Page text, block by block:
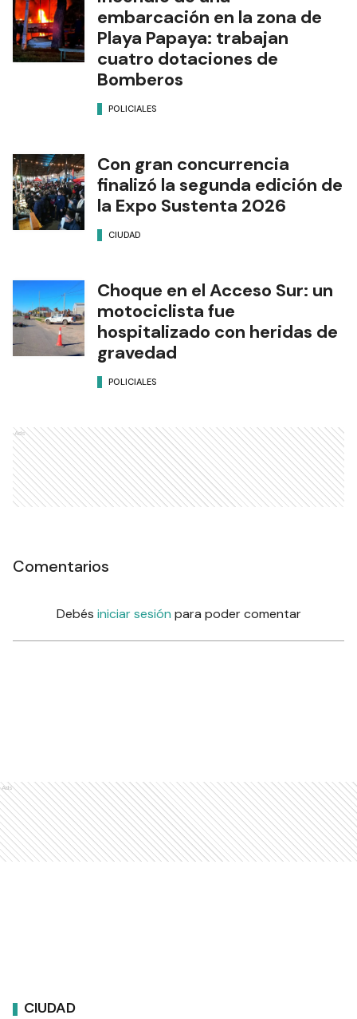
embarcación en la zona de
Playa Papaya: trabajan
cuatro dotaciones de
Bomberos
POLICIALES
Con gran concurrencia
finalizó la segunda edición de
la Expo Sustenta 2026
CIUDAD
Choque en el Acceso Sur: un
motociclista fue
hospitalizado con heridas de
gravedad
POLICIALES
Ads
Comentarios
Debés iniciar sesión para poder comentar
Ads
CIUDAD